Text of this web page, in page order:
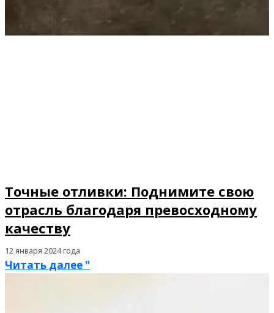
Точные отливки: Поднимите свою
отрасль благодаря превосходному
качеству
12 января 2024 года
Читать далее "